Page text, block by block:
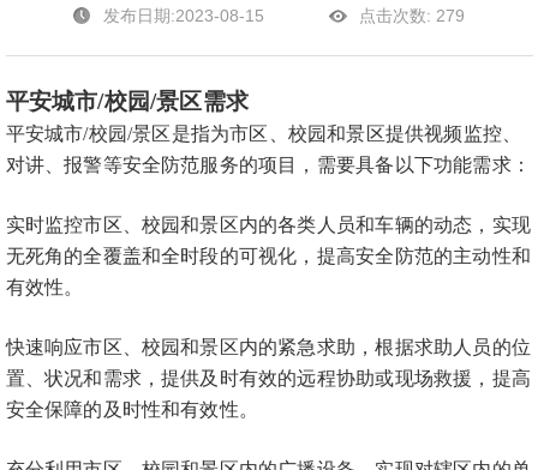
发布日期:2023-08-15 点击次数: 279
平安城市/校园/景区需求
平安城市/校园/景区是指为市区、校园和景区提供视频监控、
对讲、报警等安全防范服务的项目，需要具备以下功能需求：
实时监控市区、校园和景区内的各类人员和车辆的动态，实现
无死角的全覆盖和全时段的可视化，提高安全防范的主动性和
有效性。
快速响应市区、校园和景区内的紧急求助，根据求助人员的位
置、状况和需求，提供及时有效的远程协助或现场救援，提高
安全保障的及时性和有效性。